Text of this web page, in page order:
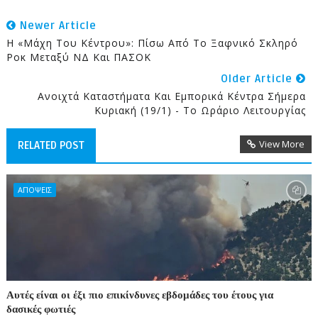
Newer Article
Η «μάχη Του Κέντρου»: Πίσω Από Το Ξαφνικό Σκληρό
Ροκ Μεταξύ ΝΔ Και ΠΑΣΟΚ
Older Article
Aνοιχτά Καταστήματα Και Εμπορικά Κέντρα Σήμερα
Κυριακή (19/1) - Το Ωράριο Λειτουργίας
RELATED POST View More
ΑΠΟΨΕΙΣ
Αυτές είναι οι έξι πιο επικίνδυνες εβδομάδες του έτους για
δασικές φωτιές